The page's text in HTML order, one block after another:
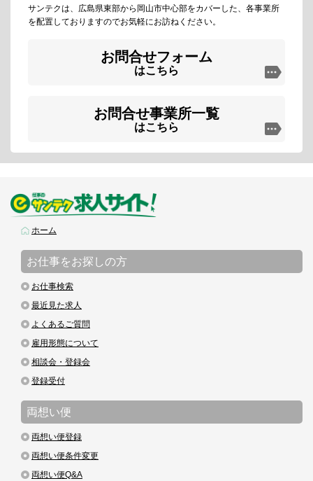
サンテクは、広島県東部から岡山市中心部をカバーした、各事業所
を配置しておりますのでお気軽にお訪ねください。
お問合せフォーム
はこちら
お問合せ事業所一覧
はこちら
ホーム
お仕事をお探しの方
お仕事検索
最近見た求人
よくあるご質問
雇用形態について
相談会・登録会
登録受付
両想い便
両想い便登録
両想い便条件変更
両想い便Q&A